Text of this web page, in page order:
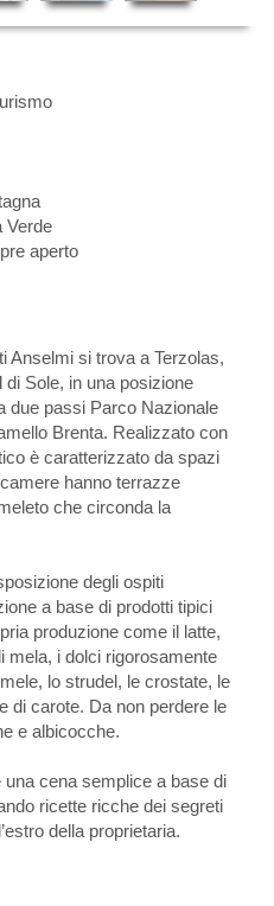
Verde
aperto
Anselmi si trova a Terzolas,
di Sole, in una posizione
due passi Parco Nazionale
Brenta. Realizzato con
è caratterizzato da spazi
hanno terrazze
che circonda la
degli ospiti
a base di prodotti tipici
produzione come il latte,
mela, i dolci rigorosamente
lo strudel, le crostate, le
di carote. Da non perdere le
e albicocche.
cena semplice a base di
ricette ricche dei segreti
della proprietaria.